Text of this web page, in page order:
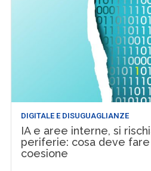
DIGITALE E DISUGUAGLIANZE
IA e aree interne, si
periferie: cosa deve
coesione